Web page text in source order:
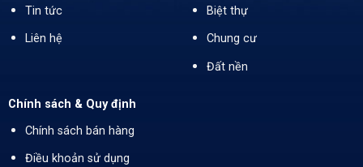
Tin tức
Liên hệ
Biệt thự
Chung cư
Đất nền
Chính sách & Quy định
Chính sách bán hàng
Điều khoản sử dụng